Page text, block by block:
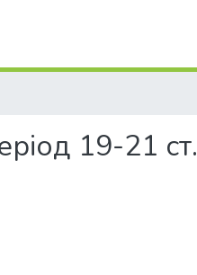
19-21 ст.